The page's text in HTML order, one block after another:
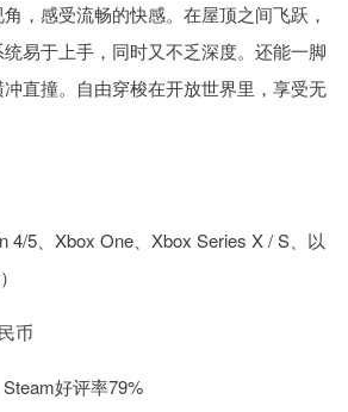
，感受流畅的快感。在屋顶之间飞跃，
易于上手，同时又不乏深度。还能一脚
直撞。自由穿梭在开放世界里，享受无
4/5、Xbox One、Xbox Series X / S、以
币
好评率79%